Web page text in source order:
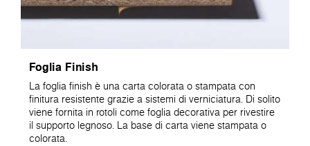
Foglia Finish
La foglia finish è una carta colorata o stampata con
finitura resistente grazie a sistemi di verniciatura. Di solito
viene fornita in rotoli come foglia decorativa per rivestire
il supporto legnoso. La base di carta viene stampata o
colorata.